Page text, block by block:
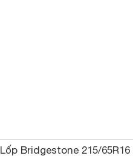
Lốp Bridgestone 215/65R16